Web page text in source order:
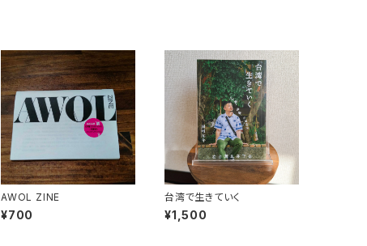
AWOL ZINE
¥700
台湾で生きていく
¥1,500